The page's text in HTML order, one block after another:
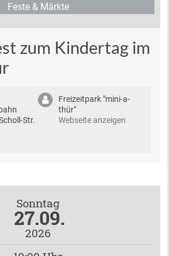
Feste & Märkte
zum Kindertag im
Str.
Freizeitpark "mini-a-
thür"
Webseite anzeigen
Sonntag
27.09.
2026